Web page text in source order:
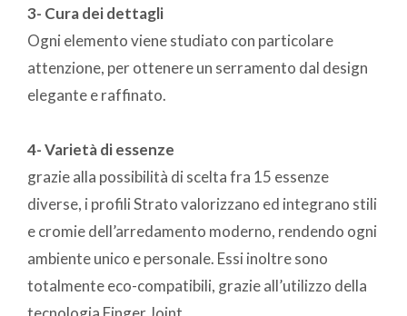
3- Cura dei dettagli
Ogni elemento viene studiato con particolare
attenzione, per ottenere un serramento dal design
elegante e raffinato.
4- Varietà di essenze
grazie alla possibilità di scelta fra 15 essenze
diverse, i profili Strato valorizzano ed integrano stili
e cromie dell’arredamento moderno, rendendo ogni
ambiente unico e personale. Essi inoltre sono
totalmente eco-compatibili, grazie all’utilizzo della